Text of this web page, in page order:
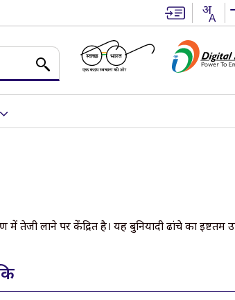
लाने पर केंद्रित है। यह बुनियादी ढांचे का इष्टतम